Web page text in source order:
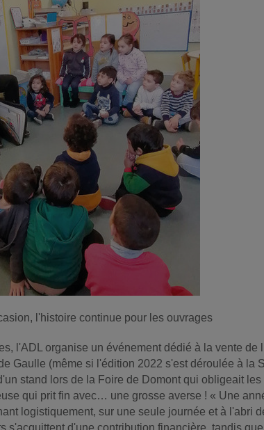
l'histoire continue pour les ouvrages
l'ADL organise un événement dédié à la vente
Gaulle (même si l'édition 2022 s'est déroulée à
stand lors de la Foire de Domont qui obligeait
qui prit fin avec… une grosse averse ! « Une
logistiquement, sur une seule journée et à l'abri
s'acquittent d'une contribution financière, tandis